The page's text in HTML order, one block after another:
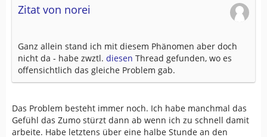
Zitat von norei
Ganz allein stand ich mit diesem Phänomen aber doch
nicht da - habe zwztl. diesen Thread gefunden, wo es
offensichtlich das gleiche Problem gab.
Das Problem besteht immer noch. Ich habe manchmal das
Gefühl das Zumo stürzt dann ab wenn ich zu schnell damit
arbeite. Habe letztens über eine halbe Stunde an den